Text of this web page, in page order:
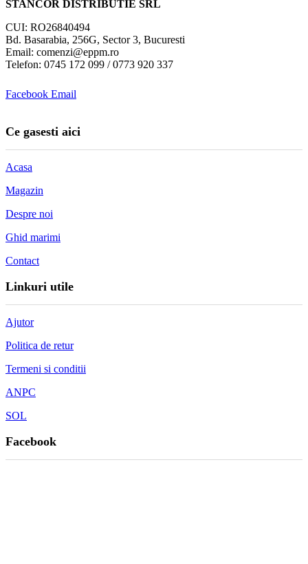
STANCOR DISTRIBUTIE SRL
CUI: RO26840494
Bd. Basarabia, 256G, Sector 3, Bucuresti
Email: comenzi@eppm.ro
Telefon: 0745 172 099 / 0773 920 337
Facebook Email
Ce gasesti aici
Acasa
Magazin
Despre noi
Ghid marimi
Contact
Linkuri utile
Ajutor
Politica de retur
Termeni si conditii
ANPC
SOL
Facebook